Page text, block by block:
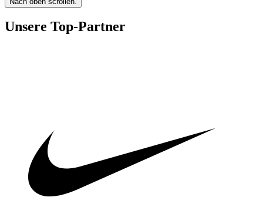
Unsere Top-Partner